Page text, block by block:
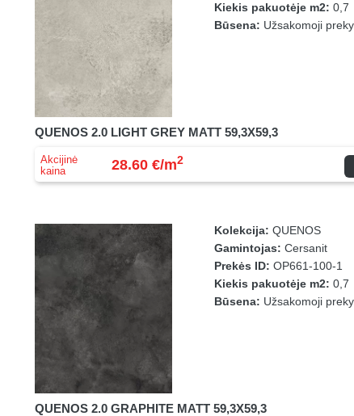
Kiekis pakuotėje m2: 0,7
Būsena: Užsakomoji
QUENOS 2.0 LIGHT GREY MATT 59,3X59,3
Akcijinė
kaina
28.60 €/m2
Kolekcija: QUENOS
Gamintojas: Cersanit
Prekės ID: OP661-100-1
Kiekis pakuotėje m2: 0,7
Būsena: Užsakomoji
QUENOS 2.0 GRAPHITE MATT 59,3X59,3